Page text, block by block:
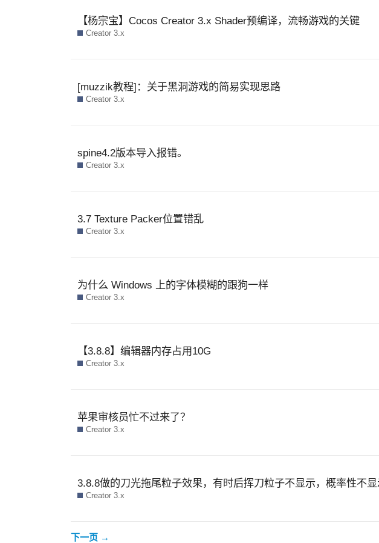
【杨宗宝】Cocos Creator 3.x Shader预编译，流畅游戏的关键
Creator 3.x
[muzzik教程]：关于黑洞游戏的简易实现思路
Creator 3.x
spine4.2版本导入报错。
Creator 3.x
3.7 Texture Packer位置错乱
Creator 3.x
为什么 Windows 上的字体模糊的跟狗一样
Creator 3.x
【3.8.8】编辑器内存占用10G
Creator 3.x
苹果审核员忙不过来了？
Creator 3.x
3.8.8做的刀光拖尾粒子效果，有时后挥刀粒子不显示，概率性不
Creator 3.x
下一页 →